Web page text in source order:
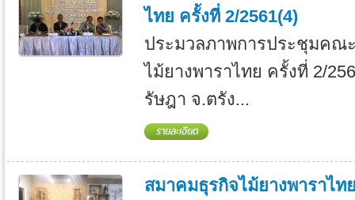
ไทย ครั้งที่ 2/2561(4)
ประมวลภาพการประชุมคณ
ไม้ยางพาราไทย ครั้งที่ 2/
รัษฎา จ.ตรัง...
สมาคมธุรกิจไม้ยางพาราไท